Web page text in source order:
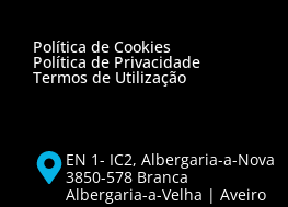
Política de Cookies
Política de Privacidade
Termos de Utilização
EN 1- IC2, Albergaria-a-Nova
3850-578 Branca
Albergaria-a-Velha | Aveiro